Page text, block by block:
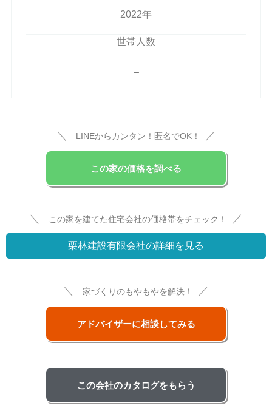
2022年
世帯人数
–
＼ LINEからカンタン！匿名でOK！ ／
この家の価格を調べる
＼ この家を建てた住宅会社の価格帯をチェック！ ／
栗林建設有限会社の詳細を見る
＼ 家づくりのもやもやを解決！ ／
アドバイザーに相談してみる
この会社のカタログをもらう